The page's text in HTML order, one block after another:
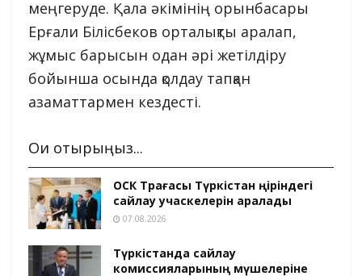
меңгеруде. Қала әкімінің орынбасары
Ерғали Білісбеков орталықты аралап,
жұмыс барысын одан әрі жетілдіру
бойынша осында қолдау тапқан
азаматтармен кездесті.
Оқи отырыңыз...
ОСК Төрағасы Түркістан өңіріндегі
сайлау учаскелерін аралады
07.08.2026
Түркістанда сайлау
комиссияларының мүшелеріне